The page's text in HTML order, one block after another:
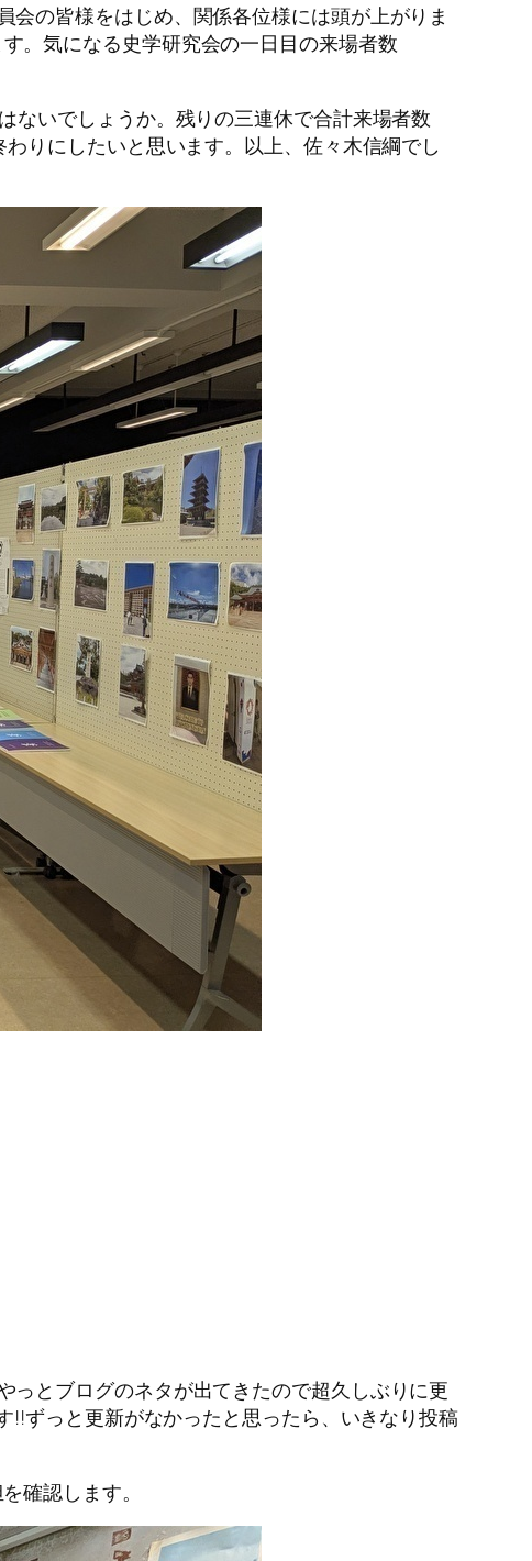
の皆様をはじめ、関係各位様には頭が上がりま
。気になる史学研究会の一日目の来場者数
ないでしょうか。残りの三連休で合計来場者数
りにしたいと思います。以上、佐々木信綱でし
とブログのネタが出てきたので超久しぶりに更
!!ずっと更新がなかったと思ったら、いきなり投稿
確認します。